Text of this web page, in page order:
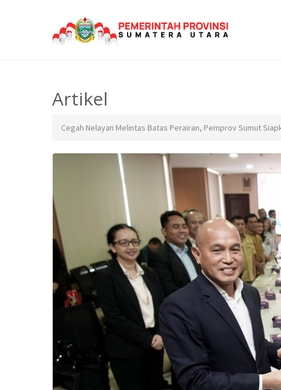
Artikel
Cegah Nelayan Melintas Batas Perairan, Pemprov Sumut